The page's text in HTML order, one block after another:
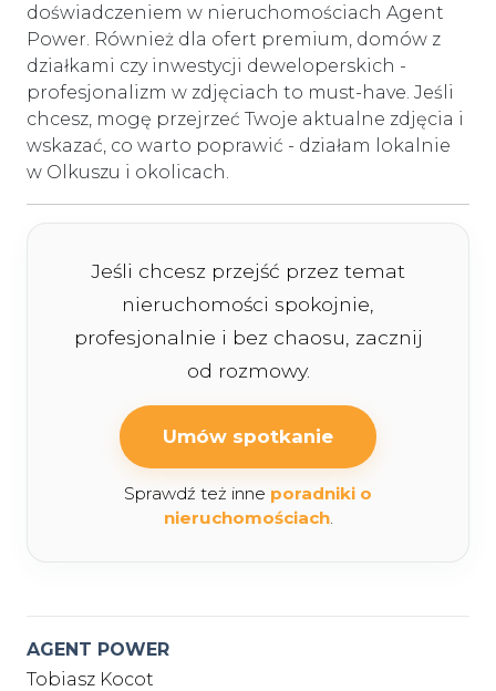
doświadczeniem w nieruchomościach Agent
Power. Również dla ofert premium, domów z
działkami czy inwestycji deweloperskich -
profesjonalizm w zdjęciach to must-have. Jeśli
chcesz, mogę przejrzeć Twoje aktualne zdjęcia i
wskazać, co warto poprawić - działam lokalnie
w Olkuszu i okolicach.
Jeśli chcesz przejść przez temat
nieruchomości spokojnie,
profesjonalnie i bez chaosu, zacznij
od rozmowy.
Umów spotkanie
Sprawdź też inne poradniki o
nieruchomościach.
AGENT POWER
Tobiasz Kocot